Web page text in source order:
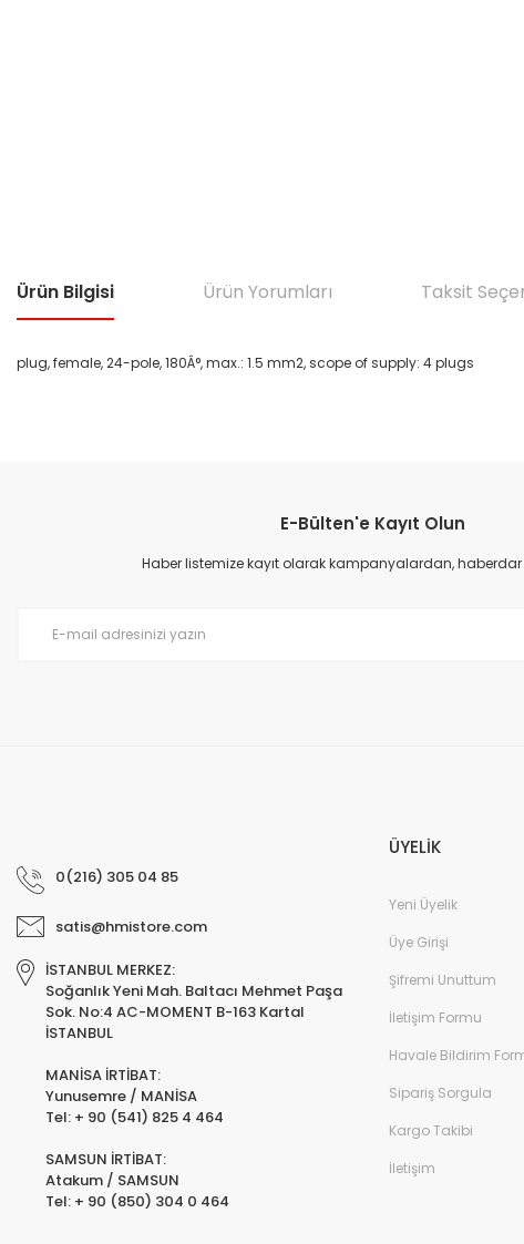
Ürün Bilgisi Ürün Yorumları Taksit
plug, female, 24-pole, 180Â°, max.: 1.5 mm2, scope of supply: 4 plugs
Ürün resmi kalitesiz, bozuk veya görüntülenemiyor.
Ürün açıklamasında eksik bilgiler bulunuyor.
E-Bülten'e Kayıt Olun
Haber listemize kayıt olarak kampanyalardan,
0(216) 305 04 85
satis@hmistore.com
İSTANBUL MERKEZ:
Soğanlık Yeni Mah. Baltacı Mehmet Paşa
Sok. No:4 AC-MOMENT B-163 Kartal
İSTANBUL
MANİSA İRTİBAT:
Yunusemre / MANİSA
Tel: + 90 (541) 825 4 464
SAMSUN İRTİBAT:
Atakum / SAMSUN
Tel: + 90 (850) 304 0 464
ÜYELİK
Yeni Üyelik
Üye Girişi
Şifremi Unuttum
İletişim Formu
Havale Bildirim
Sipariş Sorgula
Kargo Takibi
İletişim